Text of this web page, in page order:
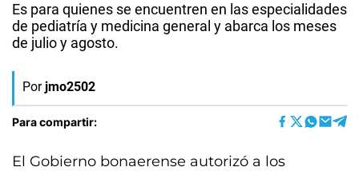
Es para quienes se encuentren en las especialidades
de pediatría y medicina general y abarca los meses
de julio y agosto.
Por jmo2502
Para compartir:
El Gobierno bonaerense autorizó a los